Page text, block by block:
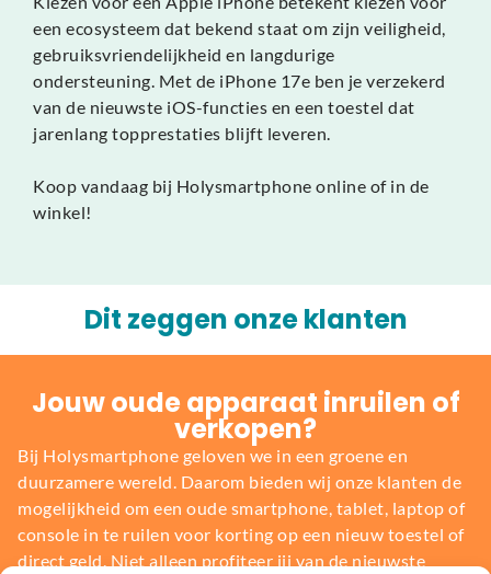
een ecosysteem dat bekend staat om zijn veiligheid,
gebruiksvriendelijkheid en langdurige
ondersteuning. Met de iPhone 17e ben je verzekerd
van de nieuwste iOS-functies en een toestel dat
jarenlang topprestaties blijft leveren.
Koop vandaag bij Holysmartphone online of in de
winkel!
Dit zeggen onze klanten
Jouw oude apparaat inruilen of
verkopen?
Bij Holysmartphone geloven we in een groene en
duurzamere wereld. Daarom bieden wij onze klanten de
mogelijkheid om een oude smartphone, tablet, laptop of
console in te ruilen voor korting op een nieuw toestel of
direct geld. Niet alleen profiteer jij van de nieuwste